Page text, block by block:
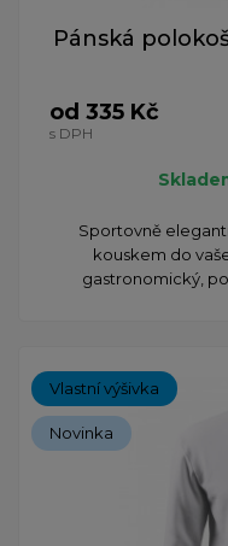
Pánská
od 335 Kč
s DPH
Sportovně
kouskem do
gastronomický,
Vlastní výšivka
Novinka